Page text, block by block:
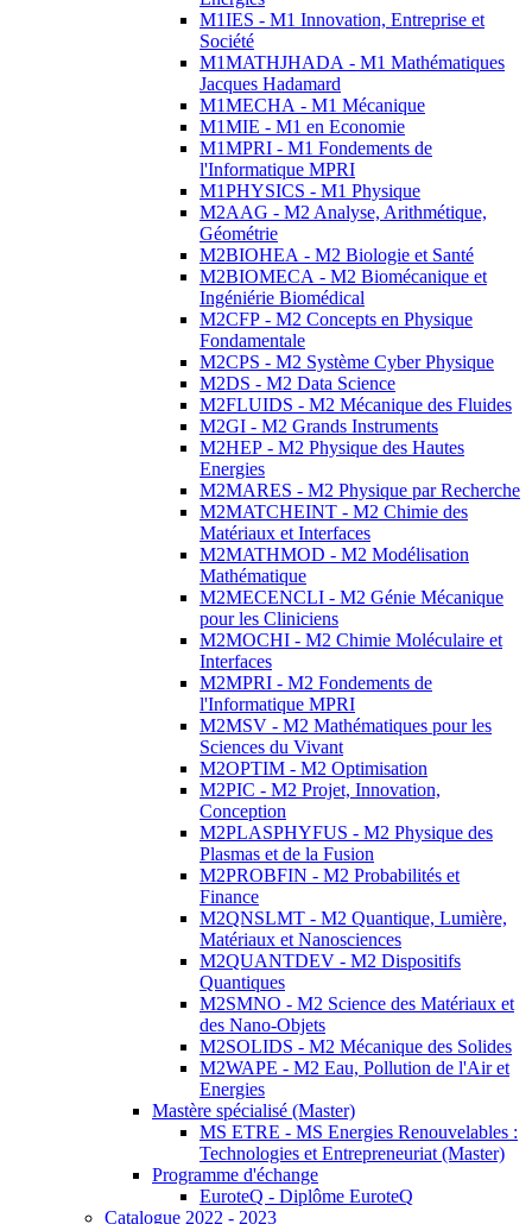
M1IES - M1 Innovation, Entreprise et
Société
M1MATHJHADA - M1 Mathématiques
Jacques Hadamard
M1MECHA - M1 Mécanique
M1MIE - M1 en Economie
M1MPRI - M1 Fondements de
l'Informatique MPRI
M1PHYSICS - M1 Physique
M2AAG - M2 Analyse, Arithmétique,
Géométrie
M2BIOHEA - M2 Biologie et Santé
M2BIOMECA - M2 Biomécanique et
Ingéniérie Biomédical
M2CFP - M2 Concepts en Physique
Fondamentale
M2CPS - M2 Système Cyber Physique
M2DS - M2 Data Science
M2FLUIDS - M2 Mécanique des Fluides
M2GI - M2 Grands Instruments
M2HEP - M2 Physique des Hautes
Energies
M2MARES - M2 Physique par Recherche
M2MATCHEINT - M2 Chimie des
Matériaux et Interfaces
M2MATHMOD - M2 Modélisation
Mathématique
M2MECENCLI - M2 Génie Mécanique
pour les Cliniciens
M2MOCHI - M2 Chimie Moléculaire et
Interfaces
M2MPRI - M2 Fondements de
l'Informatique MPRI
M2MSV - M2 Mathématiques pour les
Sciences du Vivant
M2OPTIM - M2 Optimisation
M2PIC - M2 Projet, Innovation,
Conception
M2PLASPHYFUS - M2 Physique des
Plasmas et de la Fusion
M2PROBFIN - M2 Probabilités et
Finance
M2QNSLMT - M2 Quantique, Lumière,
Matériaux et Nanosciences
M2QUANTDEV - M2 Dispositifs
Quantiques
M2SMNO - M2 Science des Matériaux et
des Nano-Objets
M2SOLIDS - M2 Mécanique des Solides
M2WAPE - M2 Eau, Pollution de l'Air et
Energies
Mastère spécialisé (Master)
MS ETRE - MS Energies Renouvelables :
Technologies et Entrepreneuriat (Master)
Programme d'échange
EuroteQ - Diplôme EuroteQ
Catalogue 2022 - 2023